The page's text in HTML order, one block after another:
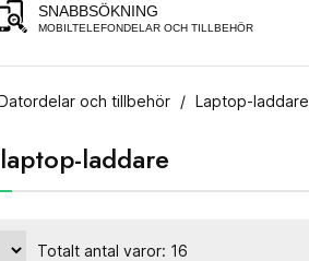
SNABBSÖKNING
MOBILTELEFONDELAR OCH TILLBEHÖR
och tillbehör Laptop-laddare
laddare
Totalt antal varor: 16